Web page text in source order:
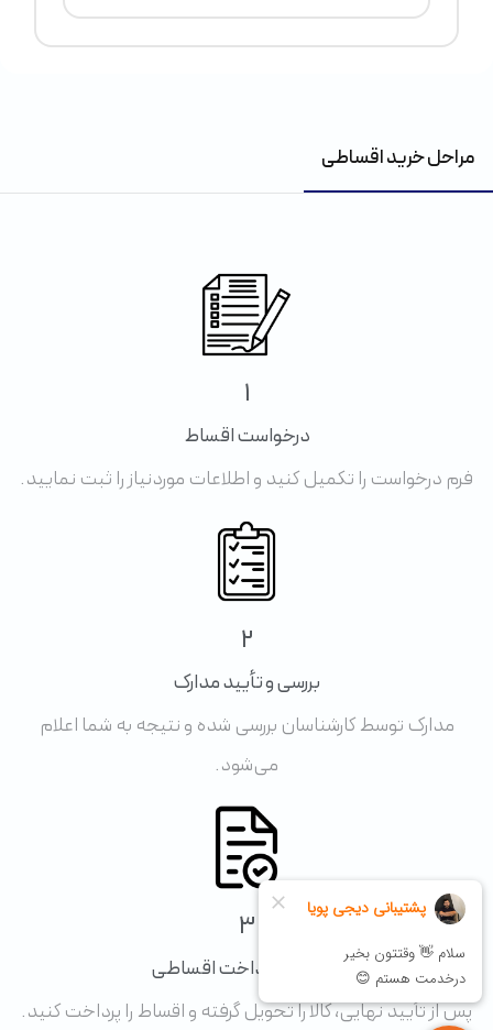
مراحل خرید اقساطی
1
درخواست اقساط
فرم درخواست را تکمیل کنید و اطلاعات موردنیاز را ثبت نمایید.
2
بررسی و تأیید مدارک
مدارک توسط کارشناسان بررسی شده و نتیجه به شما اعلام
می‌شود.
3
تحویل و پرداخت اقساطی
پس از تأیید نهایی، کالا را تحویل گرفته و اقساط را پرداخت کنید.